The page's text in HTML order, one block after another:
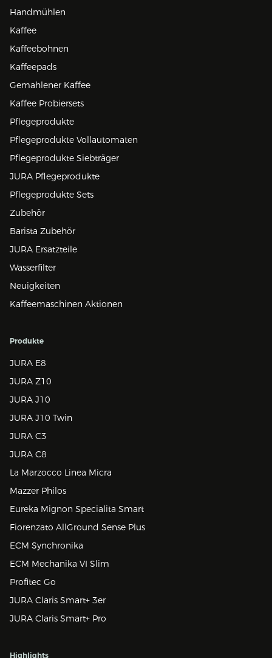
Handmühlen
Kaffee
Kaffeebohnen
Kaffeepads
Gemahlener Kaffee
Kaffee Probiersets
Pflegeprodukte
Pflegeprodukte Vollautomaten
Pflegeprodukte Siebträger
JURA Pflegeprodukte
Pflegeprodukte Sets
Zubehör
Barista Zubehör
JURA Ersatzteile
Wasserfilter
Neuigkeiten
Kaffeemaschinen Aktionen
Produkte
JURA E8
JURA Z10
JURA J10
JURA J10 Twin
JURA C3
JURA C8
La Marzocco Linea Micra
Mazzer Philos
Eureka Mignon Specialita Smart
Fiorenzato AllGround Sense Plus
ECM Synchronika
ECM Mechanika VI Slim
Profitec Go
JURA Claris Smart+ 3er
JURA Claris Smart+ Pro
Highlights